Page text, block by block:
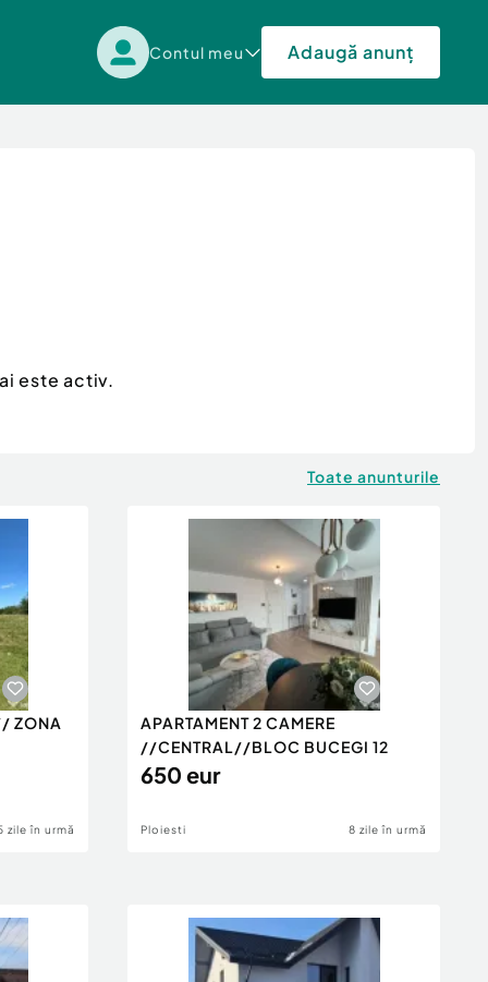
Contul meu Adaugă anunț
este activ.
Toate anunturile
ZONA
zile în urmă
APARTAMENT 2 CAMERE
//CENTRAL//BLOC BUCEGI 12
650 eur
Ploiesti 8 zile în urmă